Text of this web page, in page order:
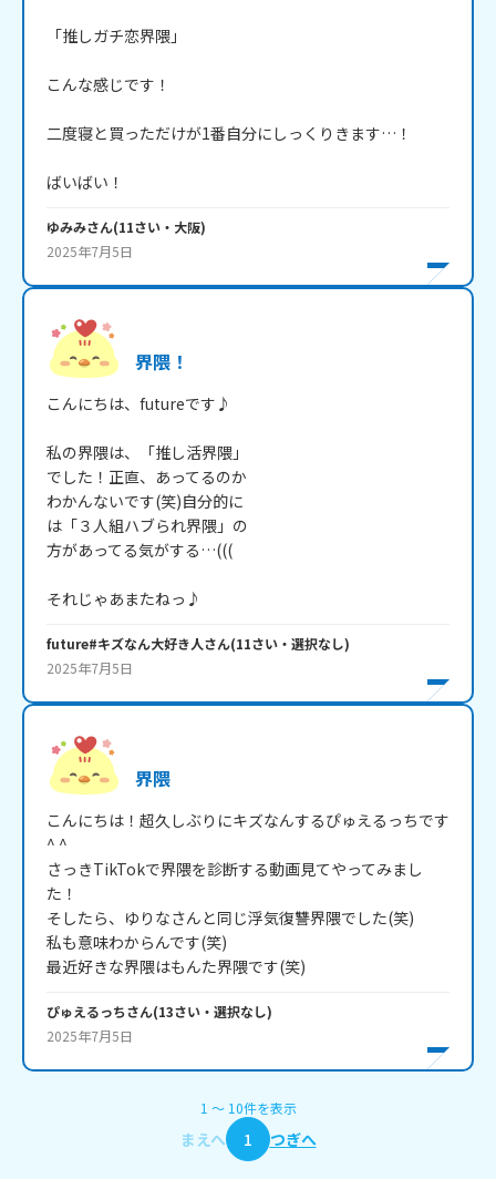
「推しガチ恋界隈」
こんな感じです！
二度寝と買っただけが1番自分にしっくりきます…！
ばいばい！
ゆみみさん(11さい・ 大阪)
2025年7月5日
界隈！
こんにちは、futureです♪
私の界隈は、「推し活界隈」
でした！正直、あってるのか
わかんないです(笑)自分的に
は「３人組ハブられ界隈」の
方があってる気がする…(((
それじゃあまたねっ♪
future#キズなん大好き人さん(11さい・ 選択なし)
2025年7月5日
界隈
こんにちは！超久しぶりにキズなんするぴゅえるっちです
^ ^
さっきTikTokで界隈を診断する動画見てやってみまし
た！
そしたら、ゆりなさんと同じ浮気復讐界隈でした(笑)
私も意味わからんです(笑)
最近好きな界隈はもんた界隈です(笑)
ぴゅえるっちさん(13さい・ 選択なし)
2025年7月5日
1 〜 10件を表示
まえへ 1 つぎへ